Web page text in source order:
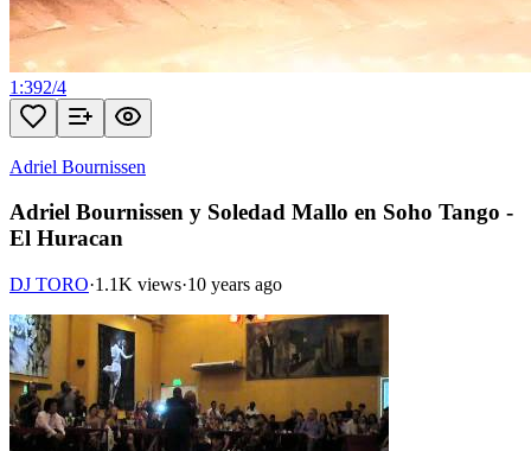
1:392/4
Adriel Bournissen
Adriel Bournissen y Soledad Mallo en Soho Tango -
El Huracan
DJ TORO·1.1K views·10 years ago